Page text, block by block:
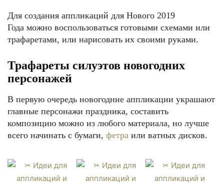
Для создания аппликаций для Нового 2019
Года можно воспользоваться готовыми схемами или
трафаретами, или нарисовать их своими руками.
Трафареты силуэтов новогодних
персонажей
В первую очередь новогодние аппликации украшают
главные персонажи праздника, составить
композицию можно из любого материала, но лучше
всего начинать с бумаги, фетра или ватных дисков.